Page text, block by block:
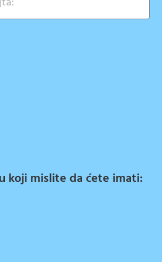
koji mislite da ćete imati: